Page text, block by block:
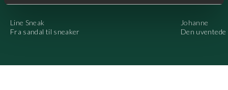
Line Sneak
Fra sandal til sneaker
Johanne
Den